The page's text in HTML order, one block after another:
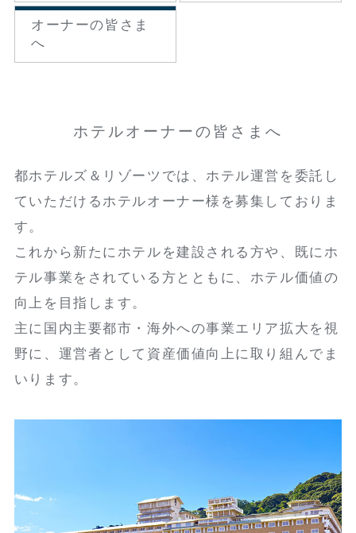
オーナーの皆さま
へ
ホテルオーナーの皆さまへ
都ホテルズ＆リゾーツでは、ホテル運営を委託し
ていただける ホテルオーナー様を募集しておりま
す。
これから新たにホテルを建設される方や、既にホ
テル事業をされている方とともに、 ホテル価値の
向上を目指します。
主に国内主要都市・海外への事業エリア拡大を視
野に、 運営者として資産価値向上に取り組んでま
いります。